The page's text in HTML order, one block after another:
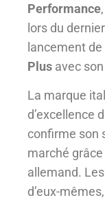
Performance
lors du
lancement
Plus avec
La marque
d’excellence
confirme son
marché
allemand.
d’eux-